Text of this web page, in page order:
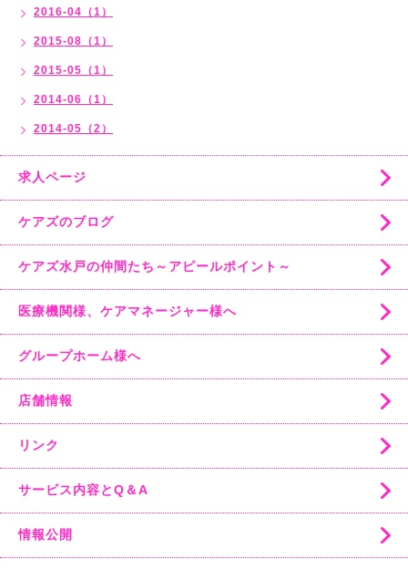
2016-04（1）
2015-08（1）
2015-05（1）
2014-06（1）
2014-05（2）
求人ページ
ケアズのブログ
ケアズ水戸の仲間たち～アピールポイント～
医療機関様、ケアマネージャー様へ
グループホーム様へ
店舗情報
リンク
サービス内容とQ＆A
情報公開